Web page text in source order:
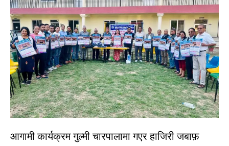
आगामी कार्यक्रम गुल्मी चारपालामा गएर हाजिरी जबाफ़